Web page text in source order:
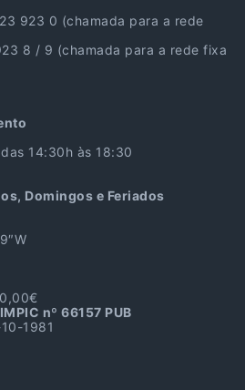
923 0 (chamada para a rede
8 / 9 (chamada para a rede fixa
14:30h às 18:30
Domingos e Feriados
nº 66157 PUB
1981